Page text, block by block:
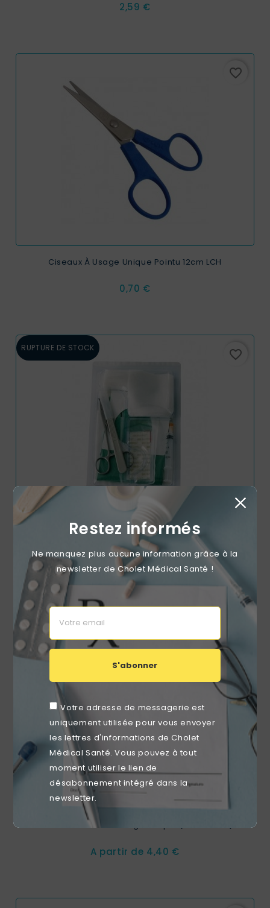
Restez informés
Ne manquez plus aucune information grâce à la
newsletter de Cholet Médical Santé !
S'abonner
Votre adresse de messagerie est
uniquement utilisée pour vous envoyer
les lettres d'informations de Cholet
Médical Santé. Vous pouvez à tout
moment utiliser le lien de
désabonnement intégré dans la
newsletter.
Prix
2,59 €
favorite_border
Ciseaux À Usage Unique Pointu 12cm LCH
Prix
0,70 €
RUPTURE DE STOCK favorite_border
Set De Retrait Implant Gynéas (Lot De 10)
Prix
68,99 €
Bistouris Stériles À Usage Unique (boîte De 10)
A partir de Prix
4,40 €